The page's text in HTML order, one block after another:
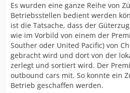
Es wurden eine ganze Reihe von
Betriebsstellen bedient werden
ist die Tatsache, dass der
wie im Vorbild von einem der
Souther oder United Pacific) von
gebracht wird und dort von der
zerlegt und sortiert wird. Der
outbound cars mit. So konnte ein
Betrieb geschaffen werden.